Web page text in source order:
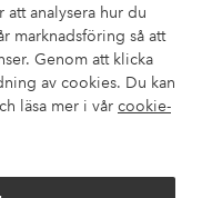
analysera hur du
marknadsföring så att
Genom att klicka
av cookies. Du kan
läsa mer i vår cookie-
?